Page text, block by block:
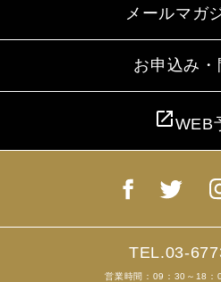
4. お客様個人情報の収集・利用
当社は、お客様の個人情報を収
下の取扱いをしておりますこと
(1) 収集目的、利用範囲をパン
(2) お客様の同意がない限り、
し、同意を得ます。
(4) お客様が未成年者の場合、
た、お申込のあった旅行の手配
以下の当社のグループ企業とお
ありますが、厳重に管理・保管
メールマガ
お申込み・
open_in_newWEB
TEL.03-
営業時間：09：30～18：